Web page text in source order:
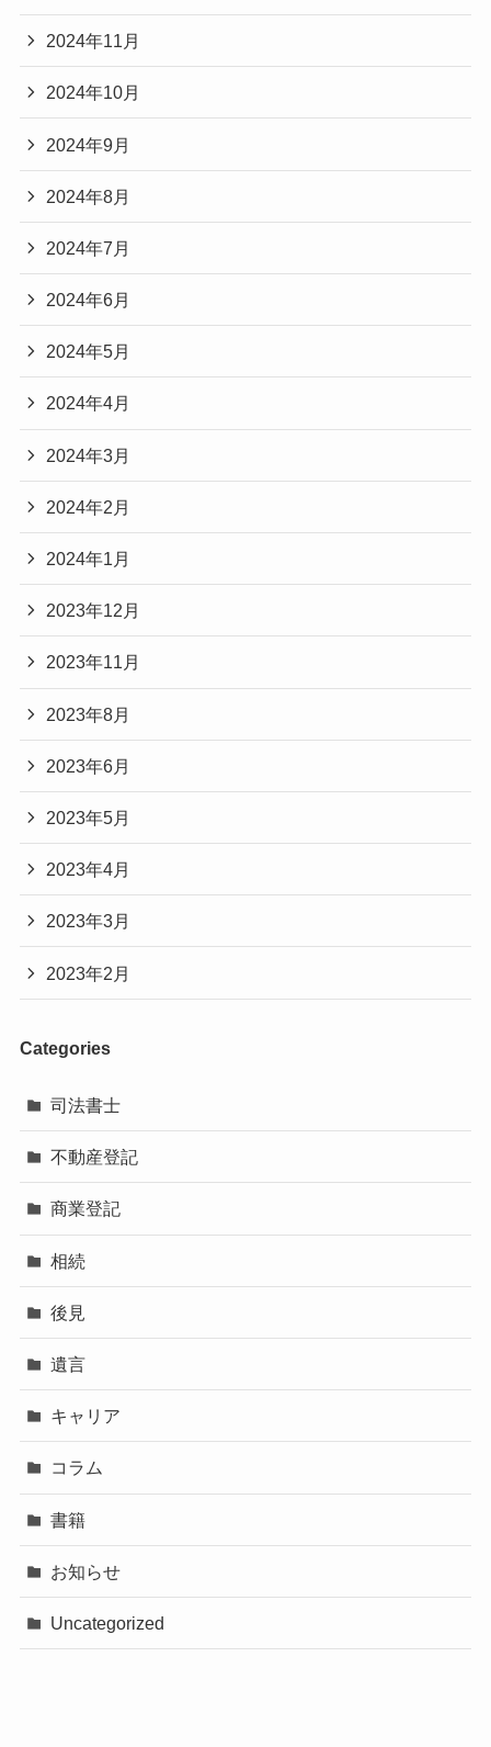
2024年11月
2024年10月
2024年9月
2024年8月
2024年7月
2024年6月
2024年5月
2024年4月
2024年3月
2024年2月
2024年1月
2023年12月
2023年11月
2023年8月
2023年6月
2023年5月
2023年4月
2023年3月
2023年2月
Categories
司法書士
不動産登記
商業登記
相続
後見
遺言
キャリア
コラム
書籍
お知らせ
Uncategorized